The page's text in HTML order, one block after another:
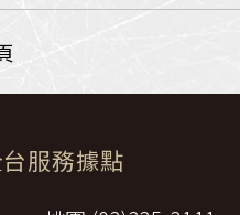
地
服務據點